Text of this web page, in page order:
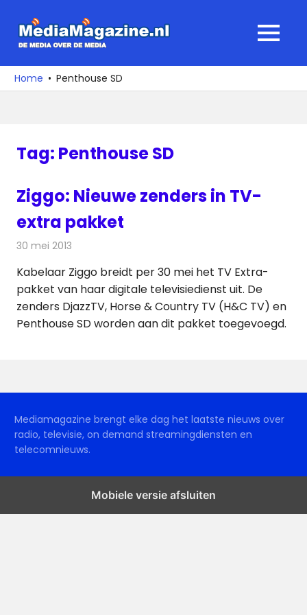
naar
media
over
MENU
Home Penthouse SD
Tag: Penthouse SD
Ziggo: Nieuwe zenders in TV-
extra pakket
30 mei 2013
Kabelaar Ziggo breidt per 30 mei het TV Extra-
pakket van haar digitale televisiedienst uit. De
zenders DjazzTV, Horse & Country TV (H&C TV) en
Penthouse SD worden aan dit pakket toegevoegd.
Mediamagazine brengt elke dag het laatste nieuws over
radio, televisie, on demand streamingdiensten en
telecomnieuws.
Mobiele versie afsluiten